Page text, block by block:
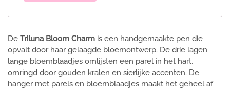
De Triluna Bloom Charm is een handgemaakte pen die
opvalt door haar gelaagde bloemontwerp. De drie lagen
lange bloemblaadjes omlijsten een parel in het hart,
omringd door gouden kralen en sierlijke accenten. De
hanger met parels en bloemblaadjes maakt het geheel af